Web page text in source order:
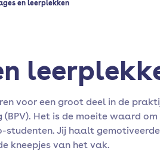
en leerplekken
voor een groot deel in de
Het is de moeite waard
studenten. Jij haalt
kneepjes van het vak.